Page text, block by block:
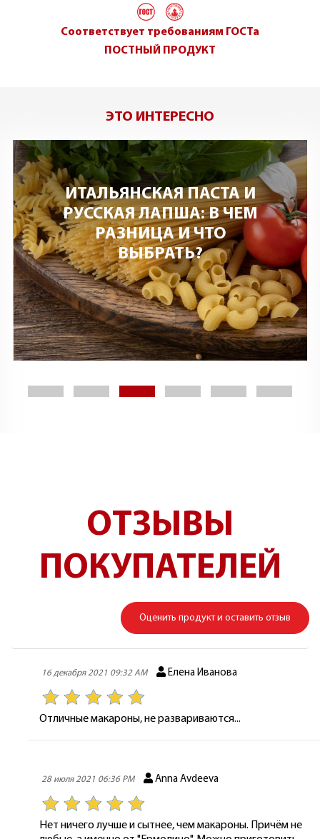
Соответствует требованиям ГОСТа
ПОСТНЫЙ ПРОДУКТ
ЭТО ИНТЕРЕСНО
МАКАРОНЫ С
САХАРОМ, ТВОРОГОМ,
ЯЙЦОМ: КАК ГОТОВИЛИ
МАКАРОНЫ В СССР
ОТЗЫВЫ
ПОКУПАТЕЛЕЙ
Оценить продукт и оставить отзыв
16 декабря 2021 09:32 AM Елена Иванова
Отличные макароны, не развариваются...
28 июля 2021 06:36 PM Anna Avdeeva
Нет ничего лучше и сытнее, чем макароны. Причём не